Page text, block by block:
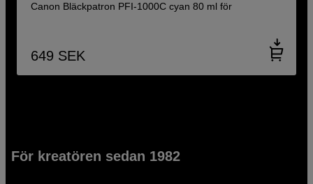
Canon Bläckpatron PFI-1000C cyan 80 ml för
649 SEK
För kreatören sedan 1982